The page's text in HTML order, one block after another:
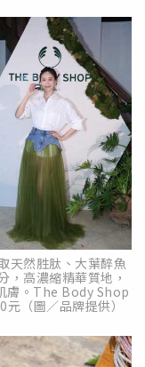
天然胜肽、大葉醉魚
，高濃縮精華質地，
膚。The Body Shop
（圖／品牌提供）